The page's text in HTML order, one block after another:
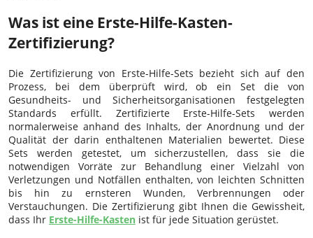
Was ist eine Erste-Hilfe-Kasten-
Zertifizierung?
Die Zertifizierung von Erste-Hilfe-Sets bezieht sich auf den
Prozess, bei dem überprüft wird, ob ein Set die von
Gesundheits- und Sicherheitsorganisationen festgelegten
Standards erfüllt. Zertifizierte Erste-Hilfe-Sets werden
normalerweise anhand des Inhalts, der Anordnung und der
Qualität der darin enthaltenen Materialien bewertet. Diese
Sets werden getestet, um sicherzustellen, dass sie die
notwendigen Vorräte zur Behandlung einer Vielzahl von
Verletzungen und Notfällen enthalten, von leichten Schnitten
bis hin zu ernsteren Wunden, Verbrennungen oder
Verstauchungen. Die Zertifizierung gibt Ihnen die Gewissheit,
dass Ihr Erste-Hilfe-Kasten ist für jede Situation gerüstet.